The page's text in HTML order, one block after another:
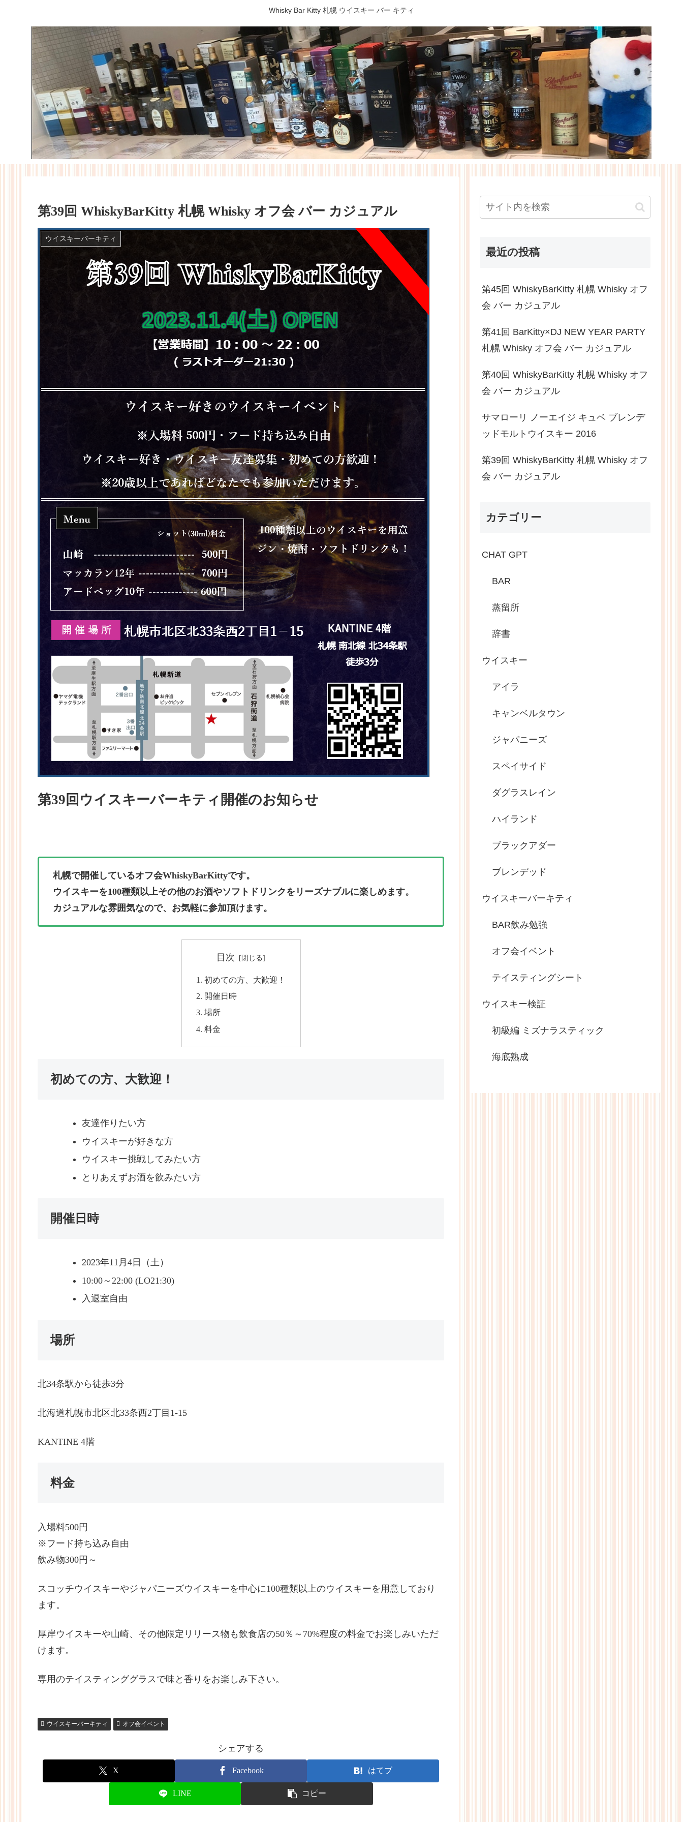
Whisky Bar Kitty 札幌 ウイスキー バー キティ
第39回 WhiskyBarKitty 札幌 Whisky オフ会 バー カジュアル
ウイスキーバーキティ
第39回ウイスキーバーキティ開催のお知らせ
札幌で開催しているオフ会WhiskyBarKittyです。
ウイスキーを100種類以上その他のお酒やソフトドリンクをリーズナブルに楽しめます。
カジュアルな雰囲気なので、お気軽に参加頂けます。
目次
初めての方、大歓迎！
開催日時
場所
料金
初めての方、大歓迎！
友達作りたい方
ウイスキーが好きな方
ウイスキー挑戦してみたい方
とりあえずお酒を飲みたい方
開催日時
2023年11月4日（土）
10:00～22:00 (LO21:30)
入退室自由
場所
北34条駅から徒歩3分
北海道札幌市北区北33条西2丁目1-15
KANTINE 4階
料金
入場料500円
※フード持ち込み自由
飲み物300円～
スコッチウイスキーやジャパニーズウイスキーを中心に100種類以上のウイスキーを用意しており
ます。
厚岸ウイスキーや山崎、その他限定リリース物も飲食店の50％～70%程度の料金でお楽しみいただ
けます。
専用のテイスティンググラスで味と香りをお楽しみ下さい。
ウイスキーバーキティ オフ会イベント
シェアする
X Facebook はてブ
LINE コピー
最近の投稿
第45回 WhiskyBarKitty 札幌 Whisky オフ
会 バー カジュアル
第41回 BarKitty×DJ NEW YEAR PARTY
札幌 Whisky オフ会 バー カジュアル
第40回 WhiskyBarKitty 札幌 Whisky オフ
会 バー カジュアル
サマローリ ノーエイジ キュベ ブレンデ
ッドモルトウイスキー 2016
第39回 WhiskyBarKitty 札幌 Whisky オフ
会 バー カジュアル
カテゴリー
CHAT GPT
BAR
蒸留所
辞書
ウイスキー
アイラ
キャンベルタウン
ジャパニーズ
スペイサイド
ダグラスレイン
ハイランド
ブラックアダー
ブレンデッド
ウイスキーバーキティ
BAR飲み勉強
オフ会イベント
テイスティングシート
ウイスキー検証
初級編 ミズナラスティック
海底熟成